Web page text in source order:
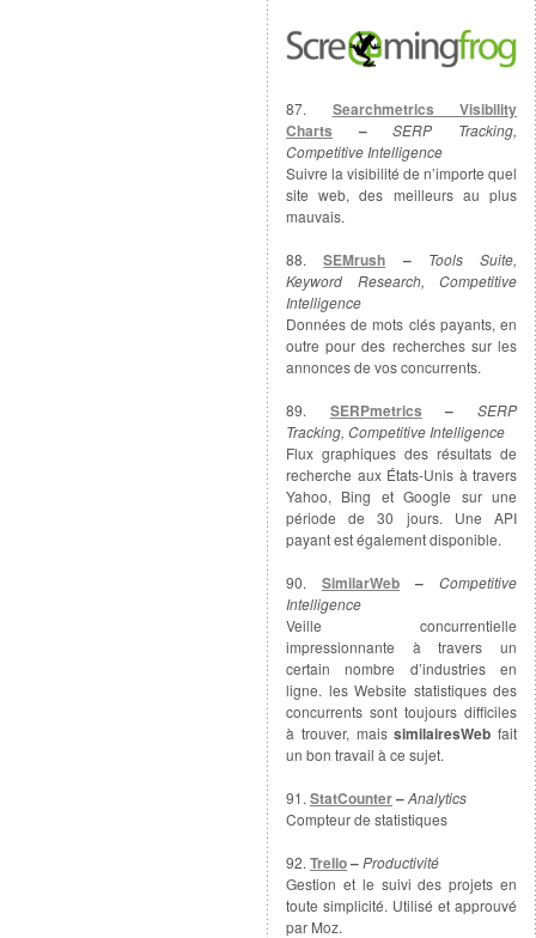
87. Searchmetrics Visibility
Charts –SERP Tracking,
Competitive Intelligence
Suivre la visibilité de n’importe quel
site web, des meilleurs au plus
mauvais.
88.SEMrush –
Tools Suite,
Keyword Research, Competitive
Intelligence
Données de mots clés payants, en
outre pour des recherches sur les
annonces de vos concurrents.
89. SERPmetrics –SERP
Tracking, Competitive Intelligence
Flux graphiques des résultats de
recherche aux États-Unis à travers
Yahoo, Bing et Google sur une
période de 30 jours. Une API
payant est également disponible.
90. SimilarWeb – Competitive
Intelligence
Veille concurrentielle
impressionnante à travers un
certain nombre d’industries en
ligne. les Website statistiques des
concurrents sont toujours difficiles
à trouver, maissimilairesWeb fait
un bon travail à ce sujet.
91. StatCounter–Analytics
Compteur de statistiques
92. Trello–Productivité
Gestion et le suivi des projets en
toute simplicité. Utilisé et approuvé
par Moz.